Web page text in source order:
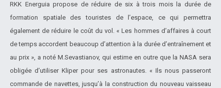
RKK Energuia propose de réduire de six à trois mois la durée de
formation spatiale des touristes de l’espace, ce qui permettra
également de réduire le coût du vol. « Les hommes d’affaires à court
de temps accordent beaucoup d’attention à la durée d’entraînement et
au prix », a noté M.Sevastianov, qui estime en outre que la NASA sera
obligée d’utiliser Kliper pour ses astronautes. « Ils nous passeront
commande de navettes, jusqu’à la construction du nouveau vaisseau